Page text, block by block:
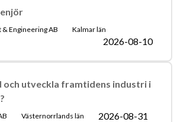
Engineering AB Kalmar län
2026-08-10
och utveckla framtidens industri i
Västernorrlands län 2026-08-31